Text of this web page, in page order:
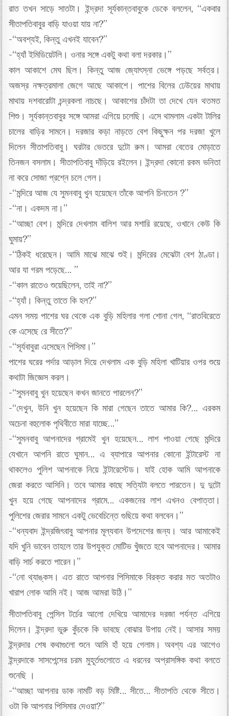
রাত তখন সাড়ে সাতটা। ইন্দ্রদা সূর্যকান্তবাবুকে ডেকে বললেন, “একবার
সীতাপতিবাবুর বাড়ি যাওয়া যায় না?”
-“অবশ্যই, কিন্তু এখনই যাবেন?”
-“হ্যাঁ ইমিডিয়েটলি। ওনার সঙ্গে একটু কথা বলা দরকার।”
কাল আকাশে মেঘ ছিল। কিন্তু আজ জ্যোৎস্না ভেঙ্গে পড়ছে সর্বত্র।
অজস্র নক্ষত্রমালা জেগে আছে আকাশে। পাশের বিলের ঢেউয়ের মাথায়
মাথায় দশবারোটা চন্দ্রকলা নাচছে। আকাশের চাঁদটা তা দেখে যেন থতমত
শিশু। সূর্যকান্তবাবুর সঙ্গে আমরা এগিয়ে চলেছি। এসে থামলাম একটা টালির
চালের বাড়ির সামনে। দরজার কড়া নাড়তে বেশ কিছুক্ষন পর দরজা খুলে
দিলেন সীতাপতিবাবু। ঘরটার ভেতরে দুটো রুম। আমরা বেতের মোড়াতে
তিনজন বসলাম। সীতাপতিবাবু দাঁড়িয়ে রইলেন। ইন্দ্রদা কোনো রকম ভনিতা
না করে সোজা প্রশ্নে চলে গেল।
-“মন্দিরে আজ যে সুমনবাবু খুন হয়েছেন তাঁকে আপনি চিনতেন ?”
-“না। একদম না।”
-“আচ্ছা বেশ। মন্দিরে দেখলাম বালিশ আর মশারি রয়েছে, ওখানে কেউ কি
ঘুমায়?”
-“ঠিকই ধরেছেন। আমি মাঝে মাঝে শুই। মন্দিরের মেঝেটা বেশ ঠাণ্ডা।
আর যা গরম পড়েছে… ”
-“কাল রাতেও শুয়েছিলেন, তাই না?”
-“হ্যাঁ। কিন্তু তাতে কি হল?”
এমন সময় পাশের ঘর থেকে এক বুড়ি মহিলার গলা শোনা গেল, “রাতবিরেতে
কে এসেছে রে সীতে?”
-“সূর্যবাবুরা এসেছেন পিসিমা।”
পাশের ঘরের পর্দার আড়াল দিয়ে দেখলাম এক বুড়ি মহিলা খাটিয়ার ওপর শুয়ে
কথাটা জিজ্ঞেস করল।
-“সুমনবাবু খুন হয়েছেন কখন জানতে পারলেন?”
-“দেখুন, উনি খুন হয়েছেন কি মারা গেছেন তাতে আমার কি?… এরকম
অচেনা বহুলোক পৃথিবীতে মারা যাচ্ছে…”
-“সুমনবাবু আপনাদের গ্রামেই খুন হয়েছেন… লাশ পাওয়া গেছে মন্দিরে
যেখানে আপনি রাতে ঘুমান… এ ব্যাপারে আপনার কোনো ইন্টারেস্ট না
থাকলেও পুলিশ আপনাকে নিয়ে ইন্টারেস্টেড। যাই হোক আমি আপনাকে
জেরা করতে আসিনি। তবে আমার কাছে সত্যিটা বলতে পারতেন। দু দুটো
খুন হয়ে গেছে আপনাদের গ্রামে… একজনের লাশ এখনও বেপাত্তা।
পুলিশের জেরার সামনে একটু ভেবেচিন্তে গুছিয়ে কথা বলবেন।”
-“ধন্যবাদ ইন্দ্রজিৎবাবু আপনার মূল্যবান উপদেশের জন্য। আর আমাকেই
যদি খুনি ভাবেন তাহলে তার উপযুক্ত মোটিভ খুঁজতে হবে আপনাদের। আমার
বাড়ি সার্চ করতে পারেন।”
-“নো থ্যাঙ্কস। এত রাতে আপনার পিসিমাকে বিরক্ত করার মত অতটাও
খারাপ লোক আমি নই। আজ আমরা উঠি।”
সীতাপতিবাবু পেন্সিল টর্চের আলো দেখিয়ে আমাদের দরজা পর্যন্ত এগিয়ে
দিলেন। ইন্দ্রদা ভুরু কুঁচকে কি ভাবছে বোঝার উপায় নেই। আসার সময়
ইন্দ্রদার শেষ কথাগুলো শুনে আমি হাঁ হয়ে গেলাম। অবশ্য এর আগেও
ইন্দ্রদাকে সাসপেন্সের চরম মুহূর্তগুলোতে এ ধরনের অপ্রাসঙ্গিক কথা বলতে
শুনেছি ।
-“আচ্ছা আপনার ডাক নামটি বড় মিষ্টি… সীতে… সীতাপতি থেকে সীতে।
ওটা কি আপনার পিসিমার দেওয়া?”